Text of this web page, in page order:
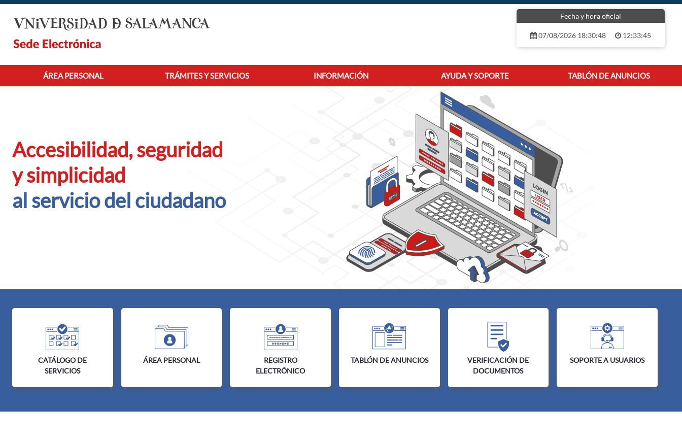
Fecha y hora oficial
07/08/2026 18:30:48 12:33:45
ÁREA PERSONAL TRÁMITES Y SERVICIOS INFORMACIÓN AYUDA Y SOPORTE TABLÓN DE ANUNCIOS
Accesibilidad, seguridad
y simplicidad
al servicio del ciudadano
CATÁLOGO DE
SERVICIOS
ÁREA PERSONAL
REGISTRO
ELECTRÓNICO
TABLÓN DE ANUNCIOS
VERIFICACIÓN DE
DOCUMENTOS
SOPORTE A USUARIOS